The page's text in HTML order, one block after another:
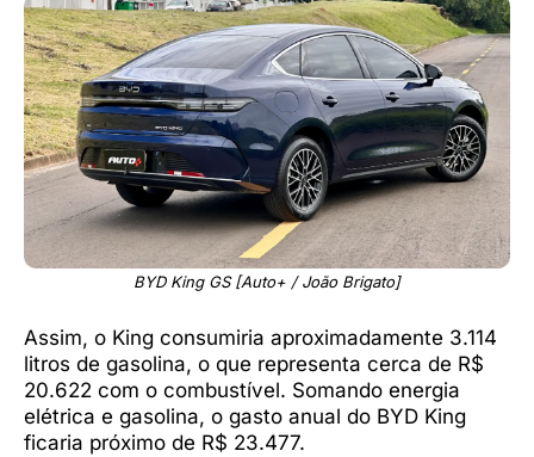
BYD King GS [Auto+ / João Brigato]
Assim, o King consumiria aproximadamente 3.114
litros de gasolina, o que representa cerca de R$
20.622 com o combustível. Somando energia
elétrica e gasolina, o gasto anual do BYD King
ficaria próximo de R$ 23.477.